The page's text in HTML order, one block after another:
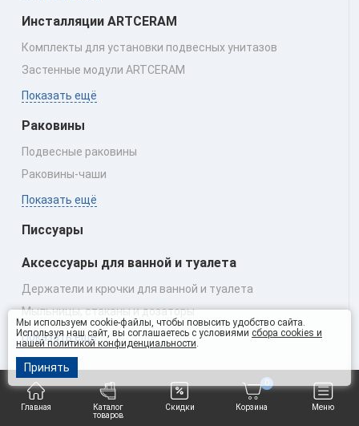
Главная
Каталог
товаров
Скидки Корзина
0
Меню
Инсталляции ARTCERAM
Комплекты для установки подвесных унитазов
Застенные модули ARTCERAM
Показать ещё
Раковины
Подвесные раковины
Раковины‑чаши
Показать ещё
Писсуары
Аксессуары для ванной и туалета
Держатели и крючки для ванной и туалета
Мыльницы, стаканы и дозаторы
Показать ещё
Зеркала
Душевые поддоны
Мы используем cookie-файлы, чтобы повысить удобство сайта.
Используя наш сайт, вы соглашаетесь с условиями сбора cookies и
нашей политикой конфиденциальности.
Принять